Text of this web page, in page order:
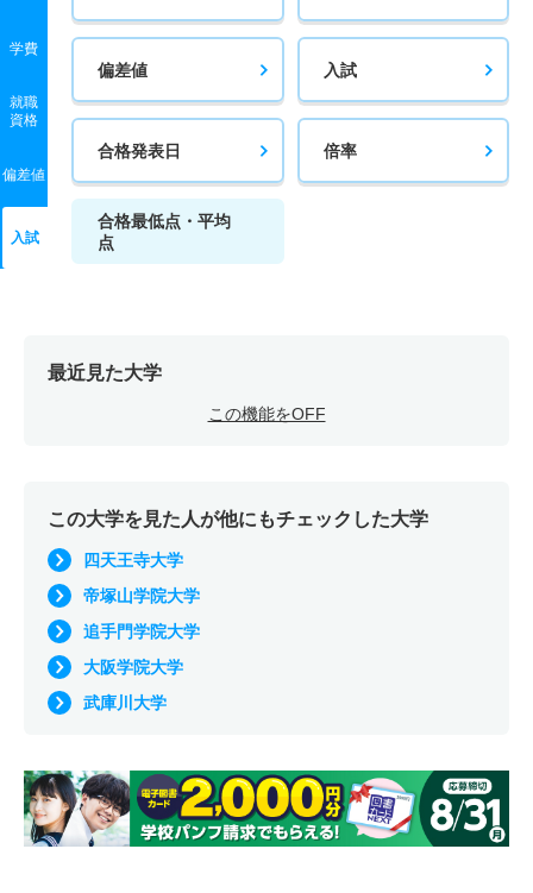
学費
就職
資格
偏差値
入試
偏差値 入試
合格発表日 倍率
合格最低点・平均
点
最近見た大学
この機能をOFF
この大学を見た人が他にもチェックした大学
四天王寺大学
帝塚山学院大学
追手門学院大学
大阪学院大学
武庫川大学